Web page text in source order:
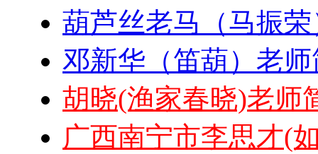
葫芦丝老马（马振
邓新华（笛葫）老
胡晓(渔家春晓)老师
广西南宁市李思才(